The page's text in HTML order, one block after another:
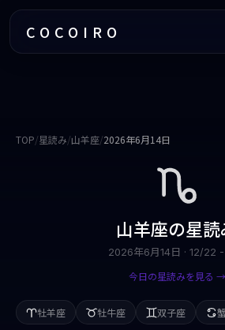
COCOIRO
TOP/星読み/山羊座/2026年6月14日
山羊座の星読
2026年6月14日 · 12/22 -
今日の星読みを見る →
牡羊座 牡牛座 双子座